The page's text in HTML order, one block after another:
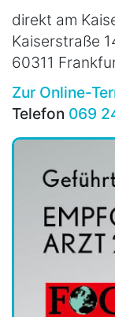
direkt am
Kaiserstraße
60311
Zur Online-
Telefon 069